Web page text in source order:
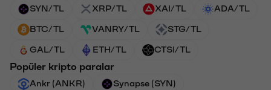
SYN/TL XRP/TL XAI/TL ADA/TL
BTC/TL VANRY/TL STG/TL
GAL/TL ETH/TL CTSI/TL
Popüler kripto paralar
Ankr (ANKR) Synapse (SYN)